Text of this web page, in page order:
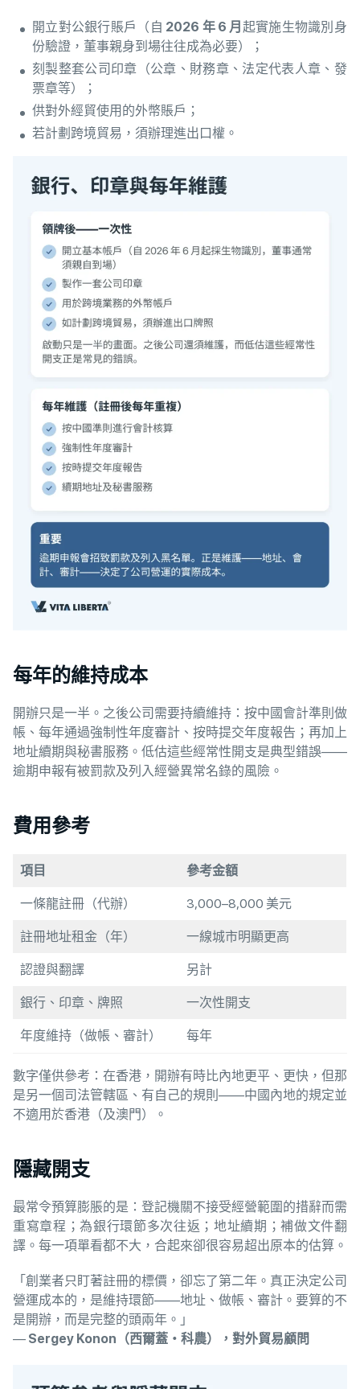
開立對公銀行賬戶（自 2026 年 6 月 起實施生物識別身
份驗證，董事親身到場往往成為必要）；
刻製整套公司印章（公章、財務章、法定代表人章、發
票章等）；
供對外經貿使用的外幣賬戶；
若計劃跨境貿易，須辦理進出口權。
每年的維持成本
開辦只是一半。之後公司需要持續維持：按中國會計準則做
帳、每年通過強制性年度審計、按時提交年度報告；再加上
地址續期與秘書服務。低估這些經常性開支是典型錯誤——
逾期申報有被罰款及列入經營異常名錄的風險。
費用參考
項目 參考金額
一條龍註冊（代辦） 3,000–8,000 美元
註冊地址租金（年） 一線城市明顯更高
認證與翻譯 另計
銀行、印章、牌照 一次性開支
年度維持（做帳、審計） 每年
數字僅供參考：在香港，開辦有時比內地更平、更快，但那
是另一個司法管轄區、有自己的規則——中國內地的規定並
不適用於香港（及澳門）。
隱藏開支
最常令預算膨脹的是：登記機關不接受經營範圍的措辭而需
重寫章程；為銀行環節多次往返；地址續期；補做文件翻
譯。每一項單看都不大，合起來卻很容易超出原本的估算。
「創業者只盯著註冊的標價，卻忘了第二年。真正決定公司
營運成本的，是維持環節——地址、做帳、審計。要算的不
是開辦，而是完整的頭兩年。」
— Sergey Konon（西爾蓋・科農），對外貿易顧問